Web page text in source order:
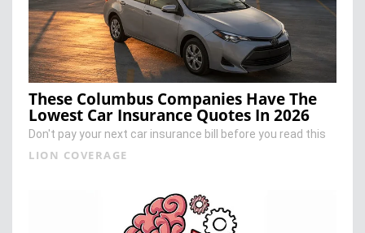
These Columbus Companies Have The
Lowest Car Insurance Quotes In 2026
Don't pay your next car insurance bill before you read this
LION COVERAGE